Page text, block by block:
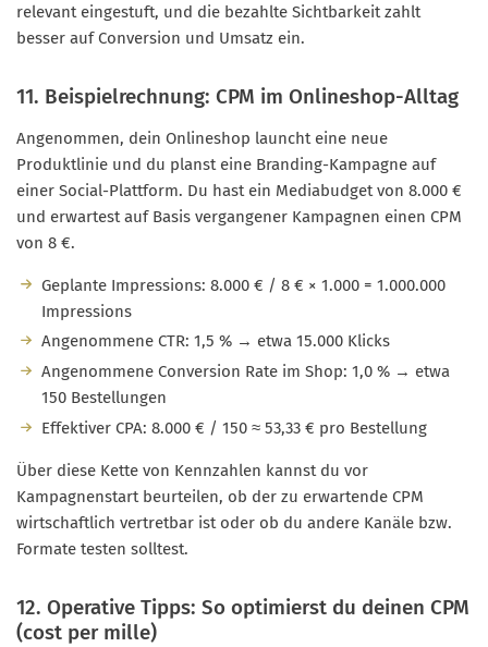
relevant eingestuft, und die bezahlte Sichtbarkeit zahlt
besser auf Conversion und Umsatz ein.
11. Beispielrechnung: CPM im Onlineshop-Alltag
Angenommen, dein Onlineshop launcht eine neue
Produktlinie und du planst eine Branding-Kampagne auf
einer Social-Plattform. Du hast ein Mediabudget von 8.000 €
und erwartest auf Basis vergangener Kampagnen einen CPM
von 8 €.
Geplante Impressions: 8.000 € / 8 € × 1.000 = 1.000.000
Impressions
Angenommene CTR: 1,5 % → etwa 15.000 Klicks
Angenommene Conversion Rate im Shop: 1,0 % → etwa
150 Bestellungen
Effektiver CPA: 8.000 € / 150 ≈ 53,33 € pro Bestellung
Über diese Kette von Kennzahlen kannst du vor
Kampagnenstart beurteilen, ob der zu erwartende CPM
wirtschaftlich vertretbar ist oder ob du andere Kanäle bzw.
Formate testen solltest.
12. Operative Tipps: So optimierst du deinen CPM
(cost per mille)